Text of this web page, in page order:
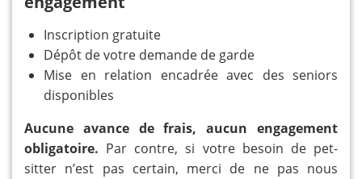
Inscription gratuite
Dépôt de votre demande de garde
Mise en relation encadrée avec des seniors
disponibles
Aucune avance de frais, aucun engagement
obligatoire. Par contre, si votre besoin de pet-
sitter n’est pas certain, merci de ne pas nous